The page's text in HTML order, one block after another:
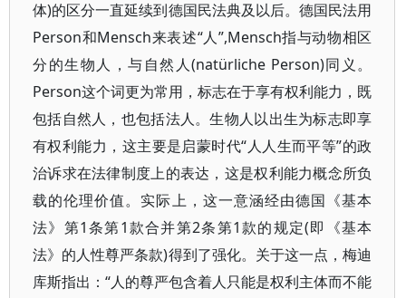
体)的区分一直延续到德国民法典及以后。德国民法用
Person和Mensch来表述“人”,Mensch指与动物相区
分的生物人，与自然人(natürliche Person)同义。
Person这个词更为常用，标志在于享有权利能力，既
包括自然人，也包括法人。生物人以出生为标志即享
有权利能力，这主要是启蒙时代“人人生而平等”的政
治诉求在法律制度上的表达，这是权利能力概念所负
载的伦理价值。实际上，这一意涵经由德国《基本
法》第1条第1款合并第2条第1款的规定(即《基本
法》的人性尊严条款)得到了强化。关于这一点，梅迪
库斯指出：“人的尊严包含着人只能是权利主体而不能